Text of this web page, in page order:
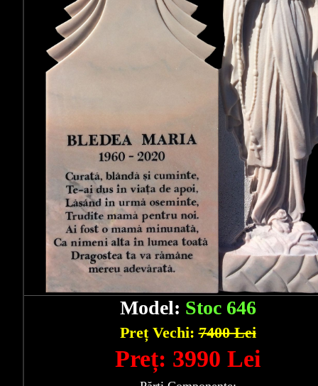
Model: Stoc 646
Preț Vechi:7400 Lei
Preț: 3990 Lei